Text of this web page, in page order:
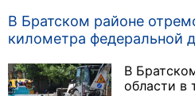
В Братском районе
километра федеральной
В
области в